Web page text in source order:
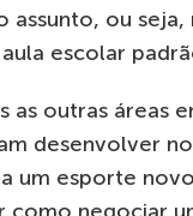
assunto, ou
escolar
as outras áreas
desenvolver
um esporte